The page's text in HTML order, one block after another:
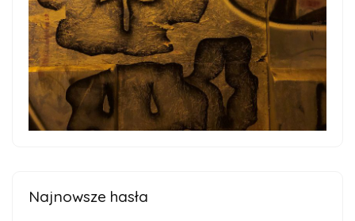
Najnowsze hasła